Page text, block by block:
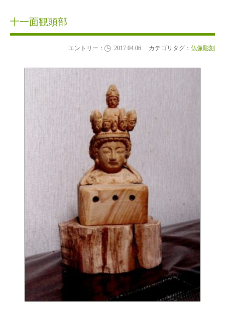
十一面観頭部
エントリー： 2017.04.06 カテゴリタグ： 仏像彫刻